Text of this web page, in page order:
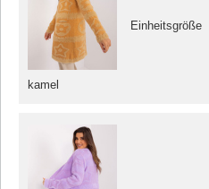
kamel
Einheitsgröße